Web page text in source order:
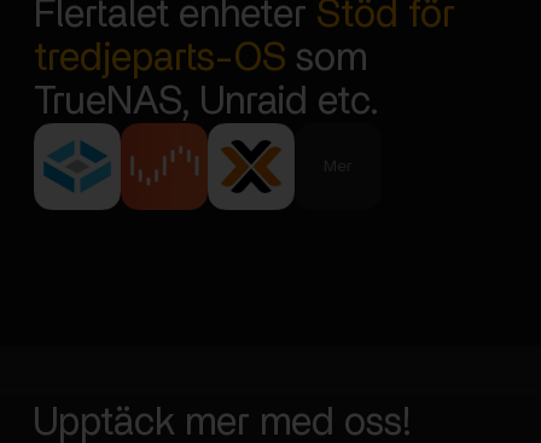
Flertalet enheter Stöd för
tredjeparts-OS som
TrueNAS, Unraid etc.
Upptäck mer med oss!